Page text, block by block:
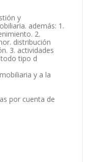
y
además: 1.
2.
distribución
3. actividades
tipo d
y a la
por cuenta de